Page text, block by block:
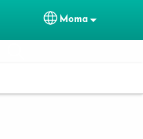
Select your
Moma